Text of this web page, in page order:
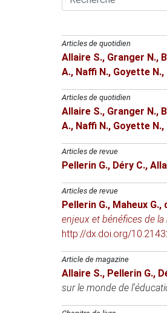
Articles de quotidien
Allaire S., Granger N.,
A., Naffi N., Goyette N.,
Articles de quotidien
Allaire S., Granger N.,
A., Naffi N., Goyette N.,
Articles de revue
Pellerin G., Déry C.,
Articles de revue
Pellerin G., Maheux G.,
enjeux et bénéfices de
http://dx.doi.org/
Article de magazine
Allaire S., Pellerin G.,
sur le monde de